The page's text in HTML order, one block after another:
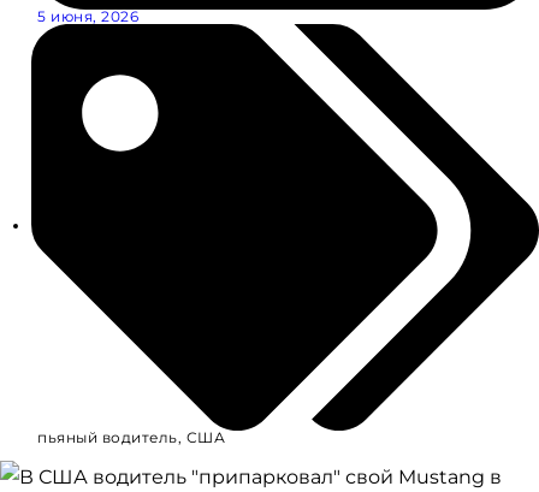
5 июня, 2026
пьяный водитель, США